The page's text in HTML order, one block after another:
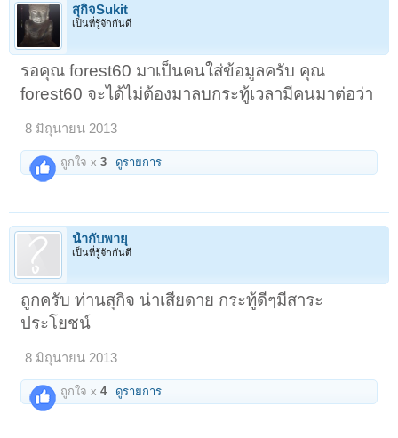
สุกิจSukit
เป็นที่รู้จักกันดี
รอคุณ forest60 มาเป็นคนใส่ข้อมูลครับ คุณ
forest60 จะได้ไม่ต้องมาลบกระทู้เวลามีคนมาต่อว่า
8 มิถุนายน 2013
ถูกใจ x3 ดูรายการ
น้ำกับพายุ
เป็นที่รู้จักกันดี
ถูกครับ ท่านสุกิจ น่าเสียดาย กระทู้ดีๆมีสาระ
ประโยชน์
8 มิถุนายน 2013
ถูกใจ x4 ดูรายการ